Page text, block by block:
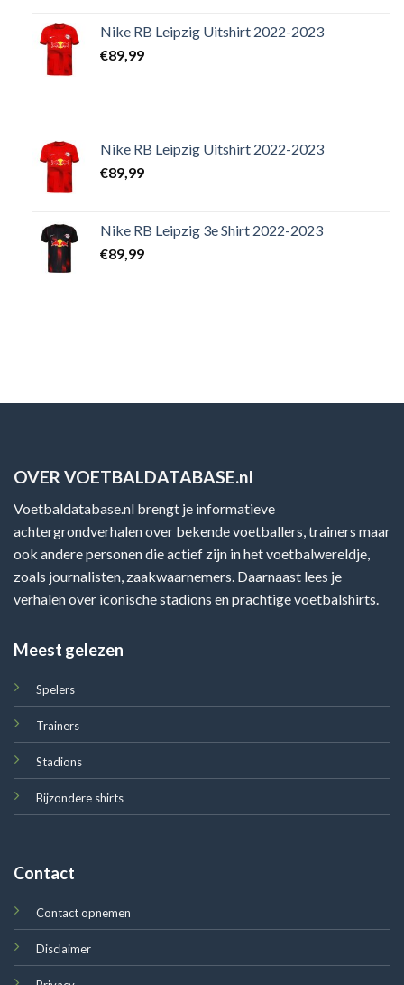
Nike RB Leipzig Uitshirt 2022-2023
€89,99
Nike RB Leipzig Uitshirt 2022-2023
€89,99
Nike RB Leipzig 3e Shirt 2022-2023
€89,99
OVER VOETBALDATABASE.nl
Voetbaldatabase.nl brengt je informatieve
achtergrondverhalen over bekende voetballers, trainers maar
ook andere personen die actief zijn in het voetbalwereldje,
zoals journalisten, zaakwaarnemers. Daarnaast lees je
verhalen over iconische stadions en prachtige voetbalshirts.
Meest gelezen
Spelers
Trainers
Stadions
Bijzondere shirts
Contact
Contact opnemen
Disclaimer